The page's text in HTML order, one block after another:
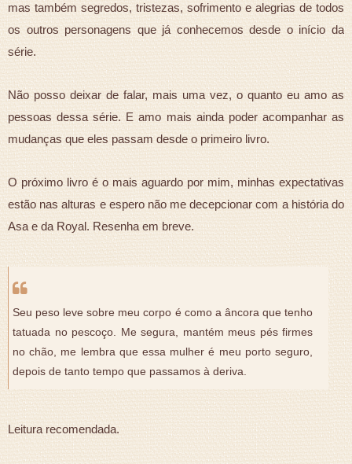
mas também segredos, tristezas, sofrimento e alegrias de todos
os outros personagens que já conhecemos desde o início da
série.
Não posso deixar de falar, mais uma vez, o quanto eu amo as
pessoas dessa série. E amo mais ainda poder acompanhar as
mudanças que eles passam desde o primeiro livro.
O próximo livro é o mais aguardo por mim, minhas expectativas
estão nas alturas e espero não me decepcionar com a história do
Asa e da Royal. Resenha em breve.
Seu peso leve sobre meu corpo é como a âncora que tenho
tatuada no pescoço. Me segura, mantém meus pés firmes
no chão, me lembra que essa mulher é meu porto seguro,
depois de tanto tempo que passamos à deriva.
Leitura recomendada.